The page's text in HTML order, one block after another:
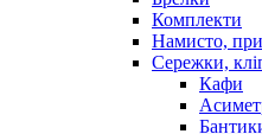
Комплекти
Намисто,
Сережки,
Кафи